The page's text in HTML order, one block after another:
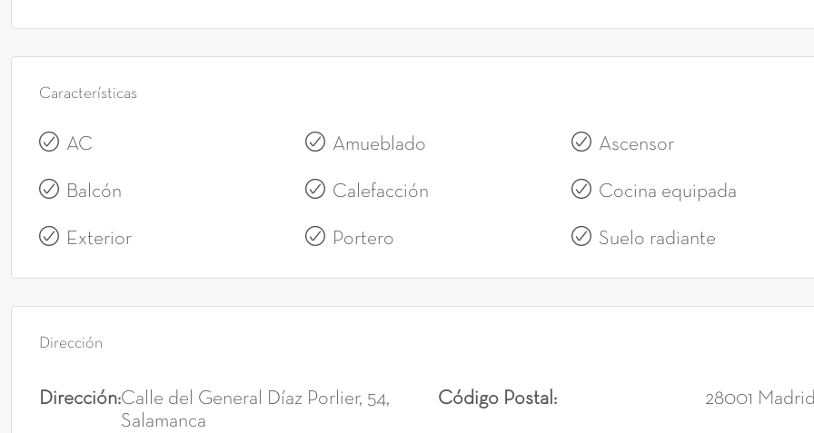
Características
AC Amueblado Ascensor
Balcón Calefacción Cocina equipada
Exterior Portero Suelo radiante
Dirección
Dirección:Calle del General Díaz Porlier, 54,
Salamanca
Código Postal: 28001